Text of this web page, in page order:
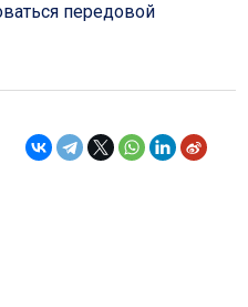
передовой